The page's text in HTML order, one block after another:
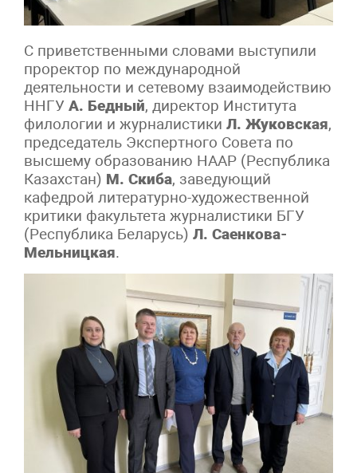
С приветственными словами выступили
проректор по международной
деятельности и сетевому взаимодействию
ННГУ А. Бедный, директор Института
филологии и журналистики Л. Жуковская,
председатель Экспертного Совета по
высшему образованию НААР (Республика
Казахстан) М. Скиба, заведующий
кафедрой литературно-художественной
критики факультета журналистики БГУ
(Республика Беларусь) Л. Саенкова-
Мельницкая.